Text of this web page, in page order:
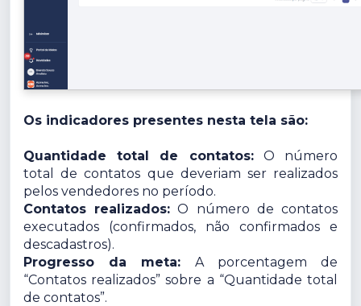
Os indicadores presentes nesta tela são:
Quantidade total de contatos:O número
total de contatos que deveriam ser realizados
pelos vendedores no período.
Contatos realizados: O número de contatos
executados (confirmados, não confirmados e
descadastros).
Progresso da meta: A porcentagem de
“Contatos realizados” sobre a “Quantidade total
de contatos”.